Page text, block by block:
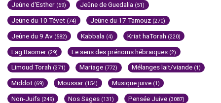
Jeûne d'Esther (69) Jeûne de Guedalia (51)
Jeûne du 10 Tévet (74) Jeûne du 17 Tamouz (270)
Jeûne du 9 Av (582) Kabbala (4) Kriat haTorah (220)
Lag Baomer (29) Le sens des prénoms hébraïques (2)
Limoud Torah (371) Mariage (772) Mélanges lait/viande (1)
Middot (69) Moussar (154) Musique juive (1)
Non-Juifs (249) Nos Sages (131) Pensée Juive (3087)